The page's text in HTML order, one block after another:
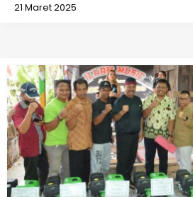
21 Maret 2025